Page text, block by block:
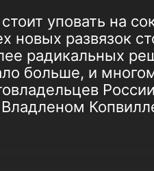
уповать на
новых развязок
радикальных
больше, и